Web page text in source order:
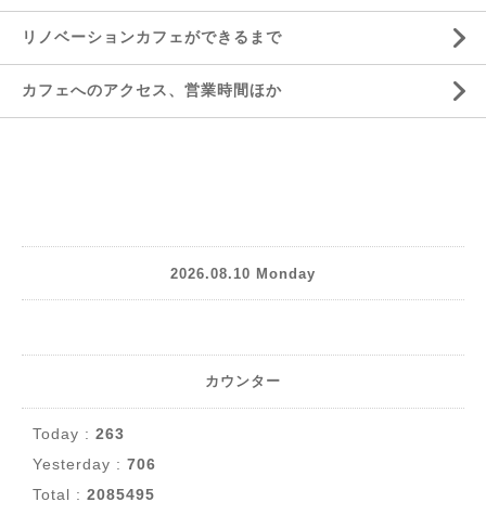
リノベーションカフェができるまで
カフェへのアクセス、営業時間ほか
2026.08.10 Monday
カウンター
Today : 263
Yesterday : 706
Total : 2085495